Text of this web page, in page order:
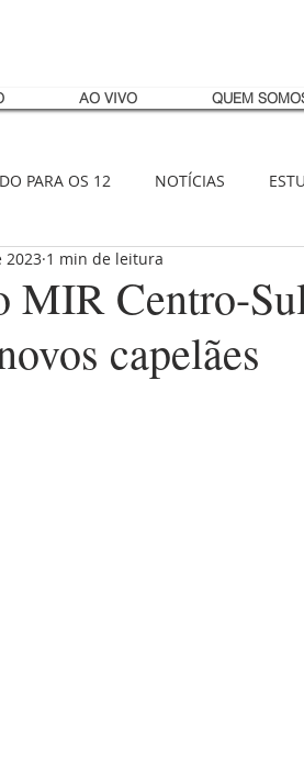
AO VIVO QUEM
PARA OS 12 NOTÍCIAS
MIR Centro-
capelães
2023 1 min de leitura